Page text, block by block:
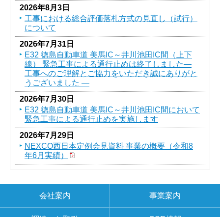
2026年8月3日
工事における総合評価落札方式の見直し（試行）
について
2026年7月31日
E32 徳島自動車道 美馬IC～井川池田IC間（上下
線） 緊急工事による通行止めは終了しました―
工事へのご理解とご協力をいただき誠にありがと
うございました ―
2026年7月30日
E32 徳島自動車道 美馬IC～井川池田IC間において
緊急工事による通行止めを実施します
2026年7月29日
NEXCO西日本定例会見資料 事業の概要（令和8
年6月実績）
会社案内 事業案内